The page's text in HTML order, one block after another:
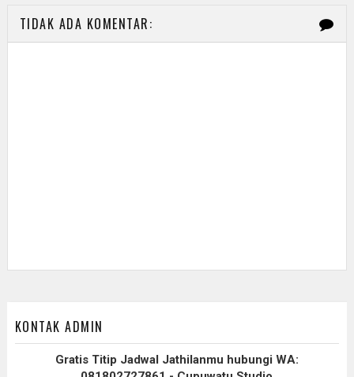
TIDAK ADA KOMENTAR:
KONTAK ADMIN
Gratis Titip Jadwal Jathilanmu hubungi WA: